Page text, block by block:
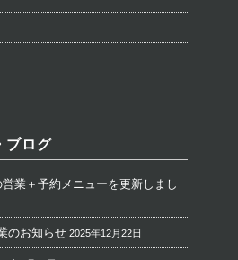
ブログ
業＋予約メニューを更新しまし
のお知らせ 2025年12月22日